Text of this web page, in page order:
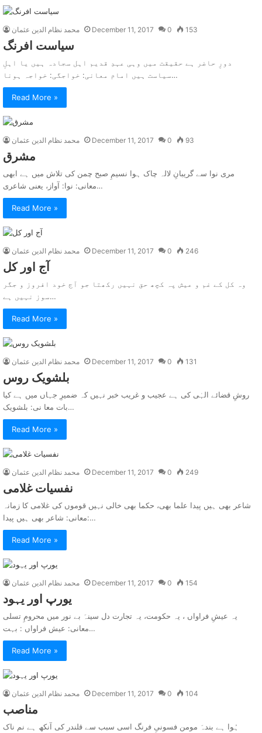
محمد نظام الدین عثمان December 11, 2017 0 153
سياست افرنگ
دورِ حاضر ہے حقیقت میں وہی عہدِ قدیم اہل سجادہ ہیں یا اہلِ
سیاست ہیں امام معانی: خواجگی: خواجہ ہونا…
Read More »
محمد نظام الدین عثمان December 11, 2017 0 93
مشرق
مری نوا سے گریبانِ لالہ چاک ہوا نسیمِ صبح چمن کی تلاش میں ہے ابھی
معانی: نوا: آواز، یعنی شاعری…
Read More »
محمد نظام الدین عثمان December 11, 2017 0 246
آج اور کل
وہ کل کے غم و عیش پہ کچھ حق نہیں رکھتا جو آج خود افروز و جگر
سوز نہیں ہے…
Read More »
محمد نظام الدین عثمان December 11, 2017 0 131
بلشويک روس
روشِ قضائے الہٰی کی ہے عجیب و غریب خبر نہیں کہ ضمیرِ جہاں میں ہے کیا
بات معا نی: بلشویک…
Read More »
محمد نظام الدین عثمان December 11, 2017 0 249
نفسيات غلامی
شاعر بھی ہیں پیدا علما بھی، حکما بھی خالی نہیں قوموں کی غلامی کا زمانہ
معانی: شاعر بھی ہیں پیدا:…
Read More »
محمد نظام الدین عثمان December 11, 2017 0 154
يورپ اور يہود
یہ عیشِ فراواں ، یہ حکومت، یہ تجارت دل سینہَ بے نور میں محرومِ تسلی
معانی: عیش فراواں : بہت…
Read More »
محمد نظام الدین عثمان December 11, 2017 0 104
مناصب
ہُوا ہے بندہَ مومن فسونیِ فرنگ اسی سبب سے قلندر کی آنکھ ہے نم ناک